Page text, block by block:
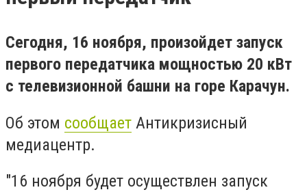
Сегодня, 16 ноября, произойдет запуск
первого передатчика мощностью 20 кВт
с телевизионной башни на горе Карачун.
Об этом сообщает Антикризисный
медиацентр.
"16 ноября будет осуществлен запуск